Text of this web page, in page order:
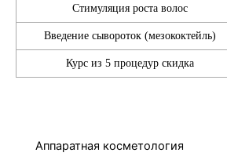
Аппаратная косметология
Стимуляция роста волос
Введение сывороток (мезококтейль)
Курс из 5 процедур скидка